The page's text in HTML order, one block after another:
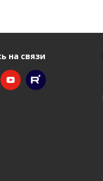
на связи